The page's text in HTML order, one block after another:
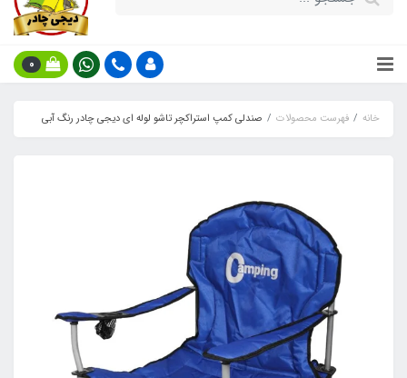
0
خانه فهرست محصولات صندلی کمپ استراکچر تاشو لوله ای دیجی چادر رنگ آبی